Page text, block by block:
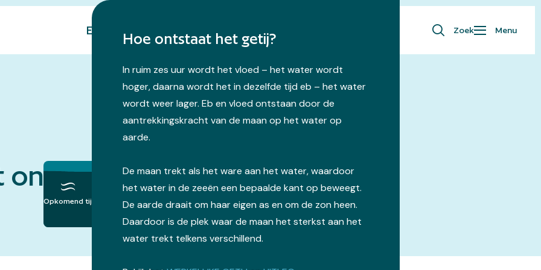
Eropuit Over ons Zoek Menu
op
Opkomend tij
Hoe ontstaat het getij?
In ruim zes uur wordt het vloed – het water wordt
hoger, daarna wordt het in dezelfde tijd eb – het water
wordt weer lager. Eb en vloed ontstaan door de
aantrekkingskracht van de maan op het water op
aarde.
De maan trekt als het ware aan het water, waardoor
het water in de zeeën een bepaalde kant op beweegt.
De aarde draait om haar eigen as en om de zon heen.
Daardoor is de plek waar de maan het sterkst aan het
water trekt telkens verschillend.